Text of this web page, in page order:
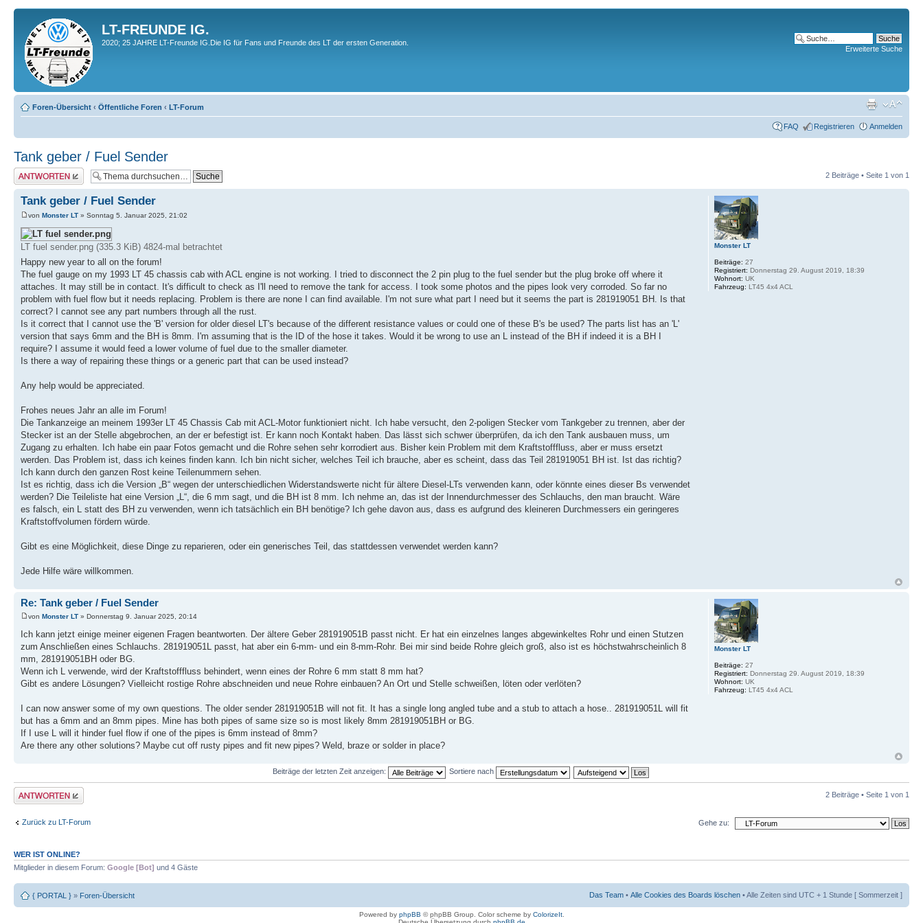
LT-FREUNDE IG.
2020; 25 JAHRE LT-Freunde IG.Die IG für Fans und Freunde des LT der ersten Generation.
Erweiterte Suche
Foren-Übersicht ‹ Öffentliche Foren ‹ LT-Forum
FAQ Registrieren Anmelden
Tank geber / Fuel Sender
Antwort erstellen 2 Beiträge • Seite 1 von 1
Tank geber / Fuel Sender
von Monster LT » Sonntag 5. Januar 2025, 21:02
LT fuel sender.png (335.3 KiB) 4824-mal betrachtet
Happy new year to all on the forum!
The fuel gauge on my 1993 LT 45 chassis cab with ACL engine is not working. I tried to disconnect the 2 pin plug to the fuel sender but the plug broke off where it
attaches. It may still be in contact. It's difficult to check as I'll need to remove the tank for access. I took some photos and the pipes look very corroded. So far no
problem with fuel flow but it needs replacing. Problem is there are none I can find available. I'm not sure what part I need but it seems the part is 281919051 BH. Is that
correct? I cannot see any part numbers through all the rust.
Is it correct that I cannot use the 'B' version for older diesel LT's because of the different resistance values or could one of these B's be used? The parts list has an 'L'
version that says 6mm and the BH is 8mm. I'm assuming that is the ID of the hose it takes. Would it be wrong to use an L instead of the BH if indeed it is a BH I
require? I assume it would feed a lower volume of fuel due to the smaller diameter.
Is there a way of repairing these things or a generic part that can be used instead?
Any help would be appreciated.
Frohes neues Jahr an alle im Forum!
Die Tankanzeige an meinem 1993er LT 45 Chassis Cab mit ACL-Motor funktioniert nicht. Ich habe versucht, den 2-poligen Stecker vom Tankgeber zu trennen, aber der
Stecker ist an der Stelle abgebrochen, an der er befestigt ist. Er kann noch Kontakt haben. Das lässt sich schwer überprüfen, da ich den Tank ausbauen muss, um
Zugang zu erhalten. Ich habe ein paar Fotos gemacht und die Rohre sehen sehr korrodiert aus. Bisher kein Problem mit dem Kraftstofffluss, aber er muss ersetzt
werden. Das Problem ist, dass ich keines finden kann. Ich bin nicht sicher, welches Teil ich brauche, aber es scheint, dass das Teil 281919051 BH ist. Ist das richtig?
Ich kann durch den ganzen Rost keine Teilenummern sehen.
Ist es richtig, dass ich die Version „B“ wegen der unterschiedlichen Widerstandswerte nicht für ältere Diesel-LTs verwenden kann, oder könnte eines dieser Bs verwendet
werden? Die Teileliste hat eine Version „L“, die 6 mm sagt, und die BH ist 8 mm. Ich nehme an, das ist der Innendurchmesser des Schlauchs, den man braucht. Wäre
es falsch, ein L statt des BH zu verwenden, wenn ich tatsächlich ein BH benötige? Ich gehe davon aus, dass es aufgrund des kleineren Durchmessers ein geringeres
Kraftstoffvolumen fördern würde.
Gibt es eine Möglichkeit, diese Dinge zu reparieren, oder ein generisches Teil, das stattdessen verwendet werden kann?
Jede Hilfe wäre willkommen.
Monster LT
Beiträge: 27
Registriert: Donnerstag 29. August 2019, 18:39
Wohnort: UK
Fahrzeug: LT45 4x4 ACL
Re: Tank geber / Fuel Sender
von Monster LT » Donnerstag 9. Januar 2025, 20:14
Ich kann jetzt einige meiner eigenen Fragen beantworten. Der ältere Geber 281919051B passt nicht. Er hat ein einzelnes langes abgewinkeltes Rohr und einen Stutzen
zum Anschließen eines Schlauchs. 281919051L passt, hat aber ein 6-mm- und ein 8-mm-Rohr. Bei mir sind beide Rohre gleich groß, also ist es höchstwahrscheinlich 8
mm, 281919051BH oder BG.
Wenn ich L verwende, wird der Kraftstofffluss behindert, wenn eines der Rohre 6 mm statt 8 mm hat?
Gibt es andere Lösungen? Vielleicht rostige Rohre abschneiden und neue Rohre einbauen? An Ort und Stelle schweißen, löten oder verlöten?
I can now answer some of my own questions. The older sender 281919051B will not fit. It has a single long angled tube and a stub to attach a hose.. 281919051L will fit
but has a 6mm and an 8mm pipes. Mine has both pipes of same size so is most likely 8mm 281919051BH or BG.
If I use L will it hinder fuel flow if one of the pipes is 6mm instead of 8mm?
Are there any other solutions? Maybe cut off rusty pipes and fit new pipes? Weld, braze or solder in place?
Monster LT
Beiträge: 27
Registriert: Donnerstag 29. August 2019, 18:39
Wohnort: UK
Fahrzeug: LT45 4x4 ACL
Beiträge der letzten Zeit anzeigen: Sortiere nach
Antwort erstellen 2 Beiträge • Seite 1 von 1
Zurück zu LT-Forum Gehe zu:
WER IST ONLINE?
Mitglieder in diesem Forum: Google [Bot] und 4 Gäste
{ PORTAL } » Foren-Übersicht Das Team • Alle Cookies des Boards löschen • Alle Zeiten sind UTC + 1 Stunde [ Sommerzeit ]
Powered by phpBB © phpBB Group. Color scheme by ColorizeIt.